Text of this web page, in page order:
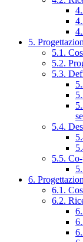
5.
5.1.
5.2.
5.3.
5.4.
5.5.
6.
6.1.
6.2.